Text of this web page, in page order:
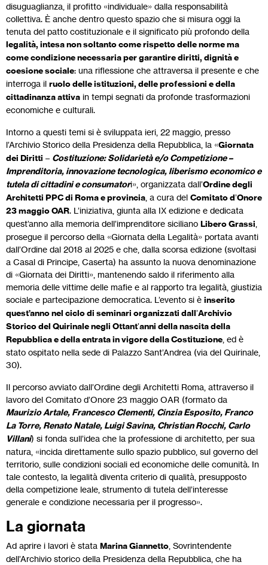
disuguaglianza, il profitto «individuale» dalla responsabilità
collettiva. È anche dentro questo spazio che si misura oggi la
tenuta del patto costituzionale e il significato più profondo della
legalità, intesa non soltanto come rispetto delle norme ma
come condizione necessaria per garantire diritti, dignità e
coesione sociale: una riflessione che attraversa il presente e che
interroga il ruolo delle istituzioni, delle professioni e della
cittadinanza attiva in tempi segnati da profonde trasformazioni
economiche e culturali.
Intorno a questi temi si è sviluppata ieri, 22 maggio, presso
l’Archivio Storico della Presidenza della Repubblica, la «Giornata
dei Diritti – Costituzione: Solidarietà e/o Competizione –
Imprenditoria, innovazione tecnologica, liberismo economico e
tutela di cittadini e consumatori», organizzata dall’Ordine degli
Architetti PPC di Roma e provincia , a cura del Comitato d’Onore
23 maggio OAR. L’iniziativa, giunta alla IX edizione e dedicata
quest’anno alla memoria dell’imprenditore siciliano Libero Grassi
prosegue il percorso della «Giornata della Legalità» portata avanti
dall’Ordine dal 2018 al 2025 e che, dalla scorsa edizione (svoltasi
a Casal di Principe, Caserta) ha assunto la nuova denominazione
di «Giornata dei Diritti», mantenendo saldo il riferimento alla
memoria delle vittime delle mafie e al rapporto tra legalità, giustizia
sociale e partecipazione democratica. L’evento si è inserito
quest’anno nel ciclo di seminari organizzati dall’Archivio
Storico del Quirinale negli Ottant’anni della nascita della
Repubblica e della entrata in vigore della Costituzione , ed è
stato ospitato nella sede di Palazzo Sant’Andrea (via del Quirinale,
30).
Il percorso avviato dall’Ordine degli Architetti Roma, attraverso il
lavoro del Comitato d’Onore 23 maggio OAR (formato da
Maurizio Artale, Francesco Clementi, Cinzia Esposito, Franco
La Torre, Renato Natale, Luigi Savina, Christian Rocchi, Carlo
Villani) si fonda sull’idea che la professione di architetto, per sua
natura, «incida direttamente sullo spazio pubblico, sul governo del
territorio, sulle condizioni sociali ed economiche delle comunità. In
tale contesto, la legalità diventa criterio di qualità, presupposto
della competizione leale, strumento di tutela dell’interesse
generale e condizione necessaria per il progresso».
La giornata
Ad aprire i lavori è stata Marina Giannetto , Sovrintendente
dell’Archivio storico della Presidenza della Repubblica, che ha